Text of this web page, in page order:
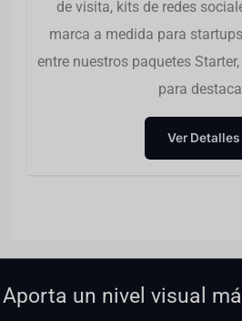
de visita, kits de redes
marca a medida para
entre nuestros paquetes
para
Ver Detalles
Aporta un nivel visual